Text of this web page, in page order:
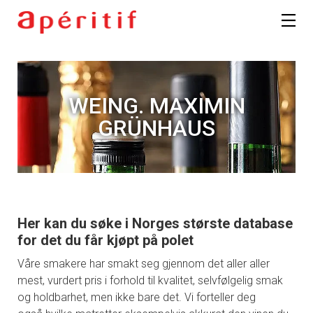
WEING. MAXIMIN
GRÜNHAUS
Her kan du søke i Norges største database
for det du får kjøpt på polet
Våre smakere har smakt seg gjennom det aller aller
mest, vurdert pris i forhold til kvalitet, selvfølgelig smak
og holdbarhet, men ikke bare det. Vi forteller deg